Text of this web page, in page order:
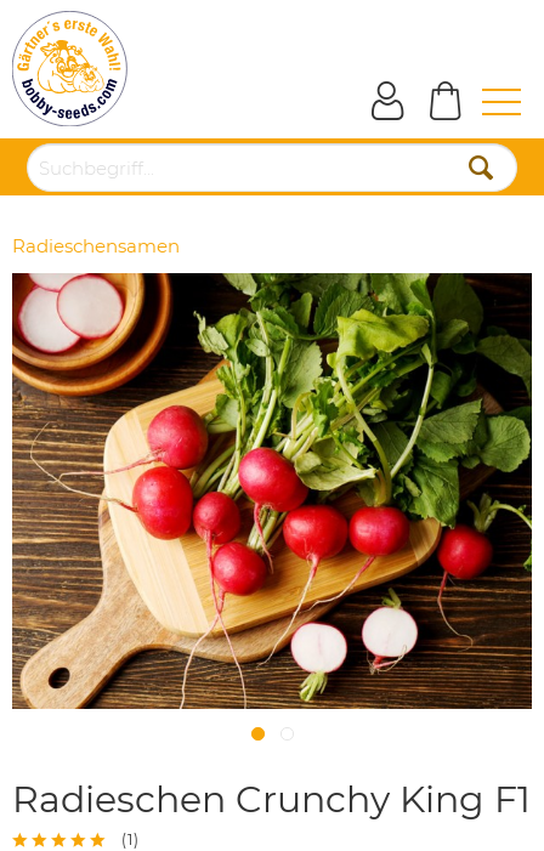
Radieschensamen
Radieschen Crunchy King F1
(1)